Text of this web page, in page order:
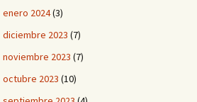
enero 2024(3)
diciembre 2023 (7)
noviembre 2023 (7)
octubre 2023 (10)